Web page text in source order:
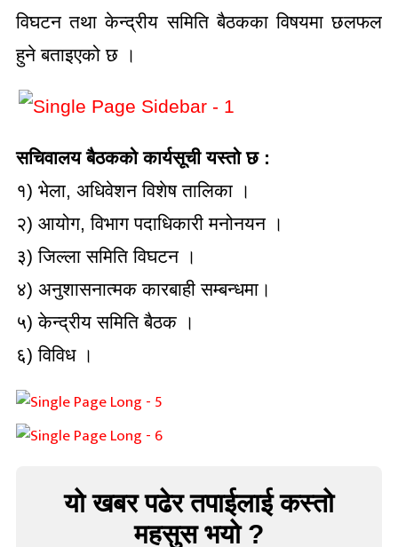
विघटन तथा केन्द्रीय समिति बैठकका विषयमा छलफल
हुने बताइएको छ ।
सचिवालय बैठकको कार्यसूची यस्तो छ :
१) भेला, अधिवेशन विशेष तालिका ।
२) आयोग, विभाग पदाधिकारी मनोनयन ।
३) जिल्ला समिति विघटन ।
४) अनुशासनात्मक कारबाही सम्बन्धमा।
५) केन्द्रीय समिति बैठक ।
६) विविध ।
यो खबर पढेर तपाईलाई कस्तो
महसुस भयो ?